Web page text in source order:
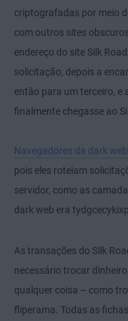
criptografadas por meio
com outros sites
endereço do site Silk
solicitação, depois a
então para um terceiro, e
finalmente chegasse ao
Navegadores da dark web
pois eles roteiam
servidor, como as
dark web era
As transações do Silk
necessário trocar
qualquer coisa – como
fliperama. Todas as